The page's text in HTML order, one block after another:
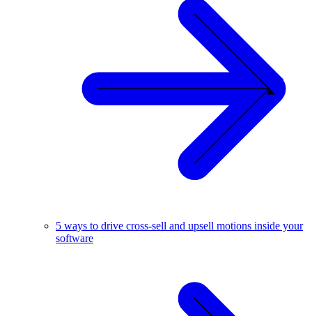
5 ways to drive cross-sell and upsell motions inside your
software